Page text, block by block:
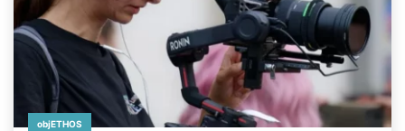
objETHOS